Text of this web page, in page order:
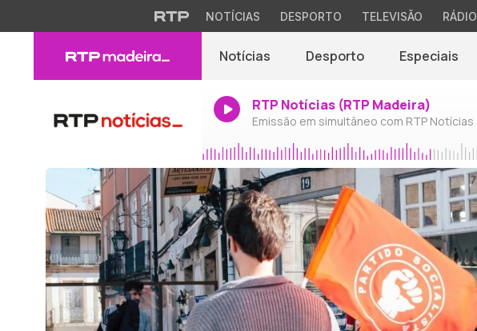
NOTÍCIAS DESPORTO TELEVISÃO RÁDIO
Notícias Desporto Especiais
RTP Notícias (RTP Madeira)
Emissão em simultâneo com RTP Notícias